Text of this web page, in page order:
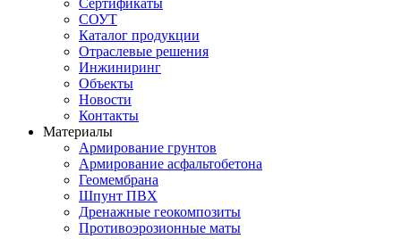
СОУТ
Каталог продукции
Отраслевые решения
Инжиниринг
Объекты
Новости
Контакты
Материалы
Армирование грунтов
Армирование асфальтобетона
Геомембрана
Шпунт ПВХ
Дренажные геокомпозиты
Противоэрозионные маты